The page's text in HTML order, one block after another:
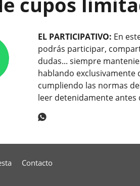
EL PARTICIPATIVO: En
podrás participar,
dudas... siempre
hablando exclusivamente
cumpliendo las normas
leer detenidamente antes
Contacto